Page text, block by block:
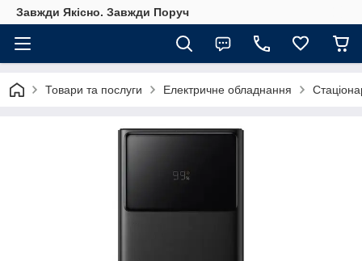
Завжди Якісно. Завжди Поруч
Товари та послуги Електричне обладнання